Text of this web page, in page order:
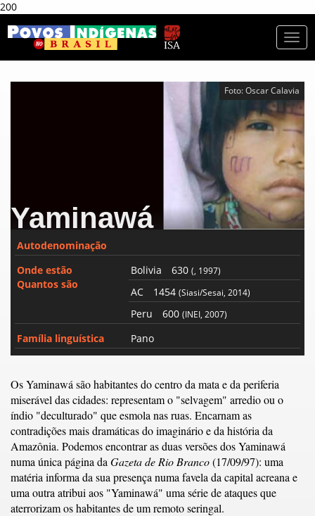
200
Foto: Oscar Calavia
Yaminawá
Autodenominação
Onde estão
Quantos são
Bolivia 630(, 1997)
AC 1454(Siasi/Sesai, 2014)
Peru 600(INEI, 2007)
Família linguística Pano
Os Yaminawá são habitantes do centro da mata e da periferia
miserável das cidades: representam o "selvagem" arredio ou o
índio "deculturado" que esmola nas ruas. Encarnam as
contradições mais dramáticas do imaginário e da história da
Amazônia. Podemos encontrar as duas versões dos Yaminawá
numa única página daGazeta de Rio Branco(17/09/97): uma
matéria informa da sua presença numa favela da capital acreana e
uma outra atribui aos "Yaminawá" uma série de ataques que
aterrorizam os habitantes de um remoto seringal.